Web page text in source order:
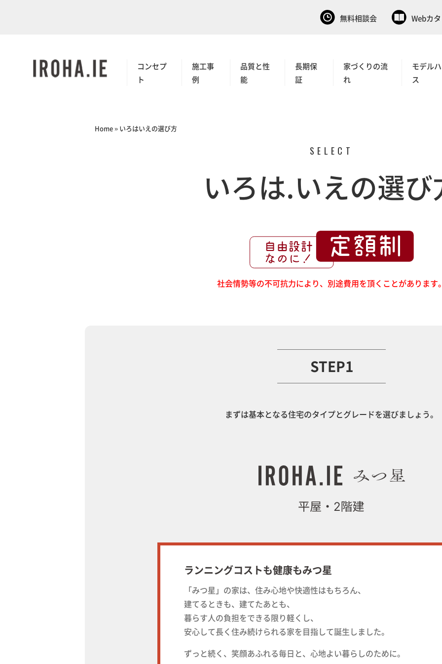
無料相談会 Webカ
コンセプ
ト
施工事
例
品質と性
能
長期保
証
家づくりの流
れ
モデル
ス
Home» いろはいえの選び方
SELECT
いろは.いえの選び
社会情勢等の不可抗力により、 別途費用を頂くことがあります
STEP1
まずは基本となる住宅のタイプとグレードを選びましょう。
ランニングコストも健康もみつ星
「みつ星」の家は、住み心地や快適性はもちろん、
建てるときも、建てたあとも、
暮らす人の負担をできる限り軽くし、
安心して長く住み続けられる家を目指して誕生しました。
ずっと続く、笑顔あふれる毎日と、心地よい暮らしのために。